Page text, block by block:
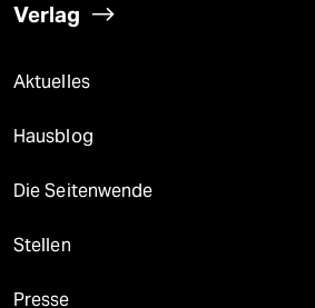
Verlag
Aktuelles
Hausblog
Die Seitenwende
Stellen
Presse